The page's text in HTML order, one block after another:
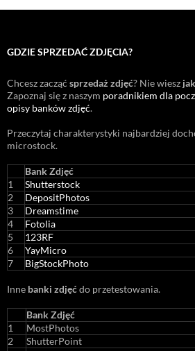
GDZIE SPRZEDAĆ ZDJĘCIA?
Chcesz zacząć sprzedaż zdjęć? Nie wiesz
Zapoznaj się z naszym poradnikiem dla
opisy banków zdjęć.
Przeczytaj charakterystyki najbardziej
microstock.
Bank Zdjęć
1
Shutterstock
2
DepositPhotos
3
Dreamstime
4
Fotolia
5
123RF
6
YayMicro
7
BigStockPhoto
Inne banki zdjęćdo przetestowania.
Bank Zdjęć
1
MostPhotos
2
ShutterPoint